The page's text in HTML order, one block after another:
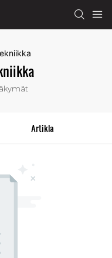
Artikla